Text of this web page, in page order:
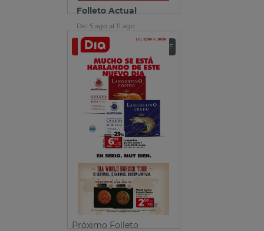
Folleto Actual
Del 5 ago al 11 ago
Ver folleto Descargar PDF
Próximo Folleto